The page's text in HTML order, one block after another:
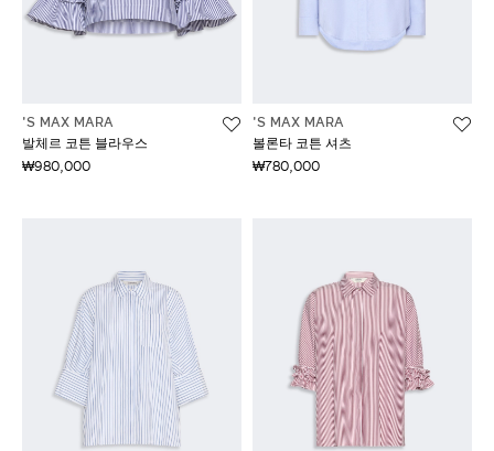
'S MAX MARA
발체르 코튼 블라우스
₩980,000
'S MAX MARA
볼론타 코튼 셔츠
₩780,000